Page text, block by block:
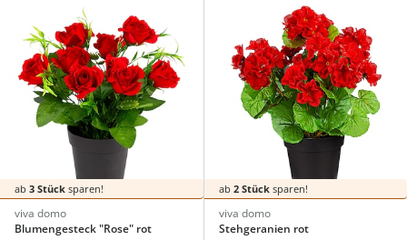
ab 3 Stück sparen!
viva domo
Blumengesteck "Rose" rot
ab 2 Stücksparen!
viva domo
Stehgeranien rot